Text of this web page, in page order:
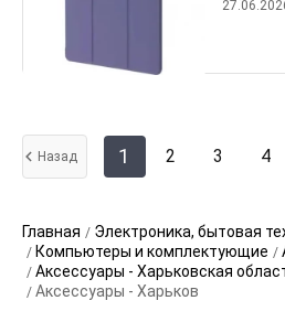
Назад 1 2 3 4
Главная
Электроника, бытовая
Компьютеры и комплектующие
Аксессуары - Харьковская
Аксессуары - Харьков